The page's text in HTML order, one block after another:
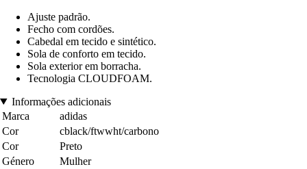
Ajuste padrão.
Fecho com cordões.
Cabedal em tecido e sintético.
Sola de conforto em tecido.
Sola exterior em borracha.
Tecnologia CLOUDFOAM.
Informações adicionais
Marca
adidas
Cor
cblack/ftwwht/carbono
Cor
Preto
Género
Mulher